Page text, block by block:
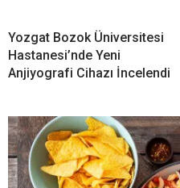
Yozgat Bozok Üniversitesi
Hastanesi’nde Yeni
Anjiyografi Cihazı İncelendi